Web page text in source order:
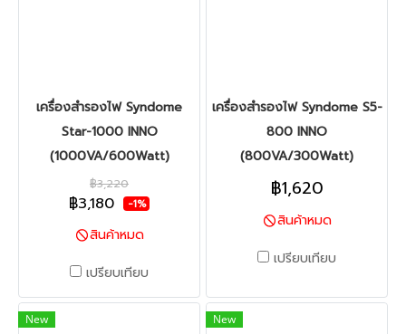
เครื่องสำรองไฟ Syndome
Star-1000 INNO
(1000VA/600Watt)
฿3,220
฿3,180 -1%
สินค้าหมด
เปรียบเทียบ
เครื่องสำรองไฟ Syndome S5-
800 INNO
(800VA/300Watt)
฿1,620
สินค้าหมด
เปรียบเทียบ
New New